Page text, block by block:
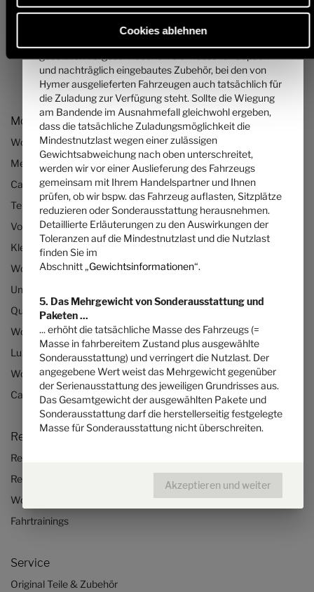
Cookies ablehnen
Modelle & Technologien
Wohnmobile
Mercedes Wohnmobile
Camper Vans bzw. Kastenwagen
Teilintegrierte Wohnmobile
Vollintegrierte Wohnmobile
Kleine Wohnmobile
Wohnmobile bis 3,5 Tonnen
Unsere Technologien
Quickstart-Wohnmobil-Videos
Wohnmobil konfigurieren
Luxus-Wohnmobile
Wohnmobile für 2 Personen
Camper Van-Aufstelldach
Reisen & Erleben
Reiseberichte
Reisetipps
Wohnmobil-Checklisten
Fahrtrainings
Service
Original Teile & Zubehör
die maximale Masse der bestellbaren
Sonderausstattung. Diese Begrenzung soll
gesetzlich vorgeschriebene freie Masse für Gepäck
und nachträglich eingebautes Zubehör, bei den von
Hymer ausgelieferten Fahrzeugen auch tatsächlich für
die Zuladung zur Verfügung steht. Sollte die Wiegung
am Bandende im Ausnahmefall gleichwohl ergeben,
dass die tatsächliche Zuladungsmöglichkeit die
Mindestnutzlast wegen einer zulässigen
Gewichtsabweichung nach oben unterschreitet,
werden wir vor einer Auslieferung des Fahrzeugs
gemeinsam mit Ihrem Handelspartner und Ihnen
prüfen, ob wir bspw. das Fahrzeug auflasten, Sitzplätze
reduzieren oder Sonderausstattung herausnehmen.
Detaillierte Erläuterungen zu den Auswirkungen der
Toleranzen auf die Mindestnutzlast und die Nutzlast
finden Sie im
Abschnitt „Gewichtsinformationen“.
5. Das Mehrgewicht von Sonderausstattung und
Paketen ...
... erhöht die tatsächliche Masse des Fahrzeugs (=
Masse in fahrbereitem Zustand plus ausgewählte
Sonderausstattung) und verringert die Nutzlast. Der
angegebene Wert weist das Mehrgewicht gegenüber
der Serienausstattung des jeweiligen Grundrisses aus.
Das Gesamtgewicht der ausgewählten Pakete und
Sonderausstattung darf die herstellerseitig festgelegte
Masse für Sonderausstattung nicht überschreiten.
Akzeptieren und weiter